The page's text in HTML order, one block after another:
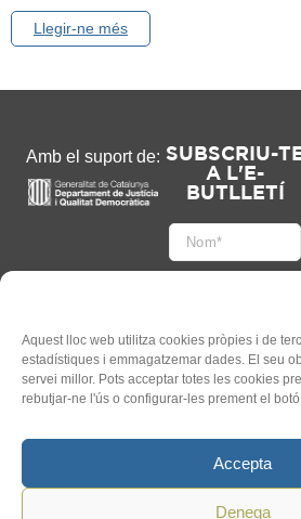
Aquest lloc web utilitza cookies pròpies i de
estadístiques i emmagatzemar dades. El seu
servei millor. Pots acceptar totes les cookies
rebutjar-ne l'ús o configurar-les prement el botó
Accepta
Denega
Llegir-ne més
Amb el suport de: SUBSCRIU-
A L'E-
BUTLLETÍ
Accepto
l'Informació legal